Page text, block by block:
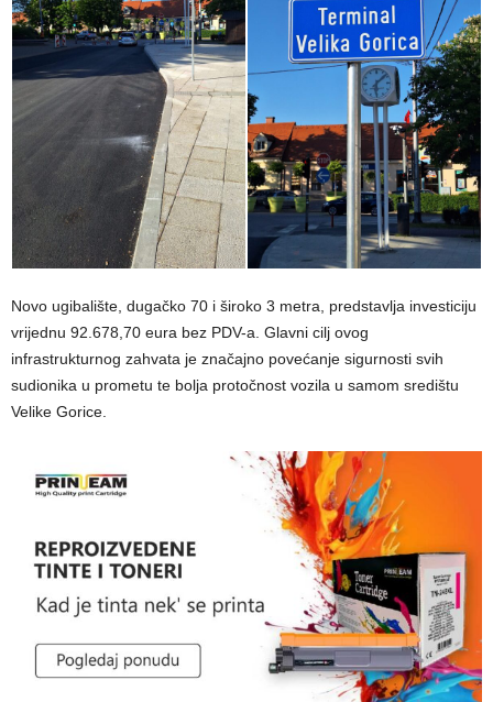
Novo ugibalište, dugačko 70 i široko 3 metra, predstavlja investiciju
vrijednu 92.678,70 eura bez PDV-a. Glavni cilj ovog
infrastrukturnog zahvata je značajno povećanje sigurnosti svih
sudionika u prometu te bolja protočnost vozila u samom središtu
Velike Gorice.